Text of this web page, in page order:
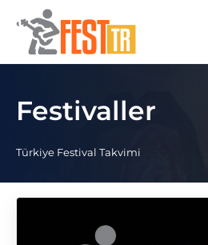
Ana içeriğe atla
Festivaller
Türkiye Festival Takvimi